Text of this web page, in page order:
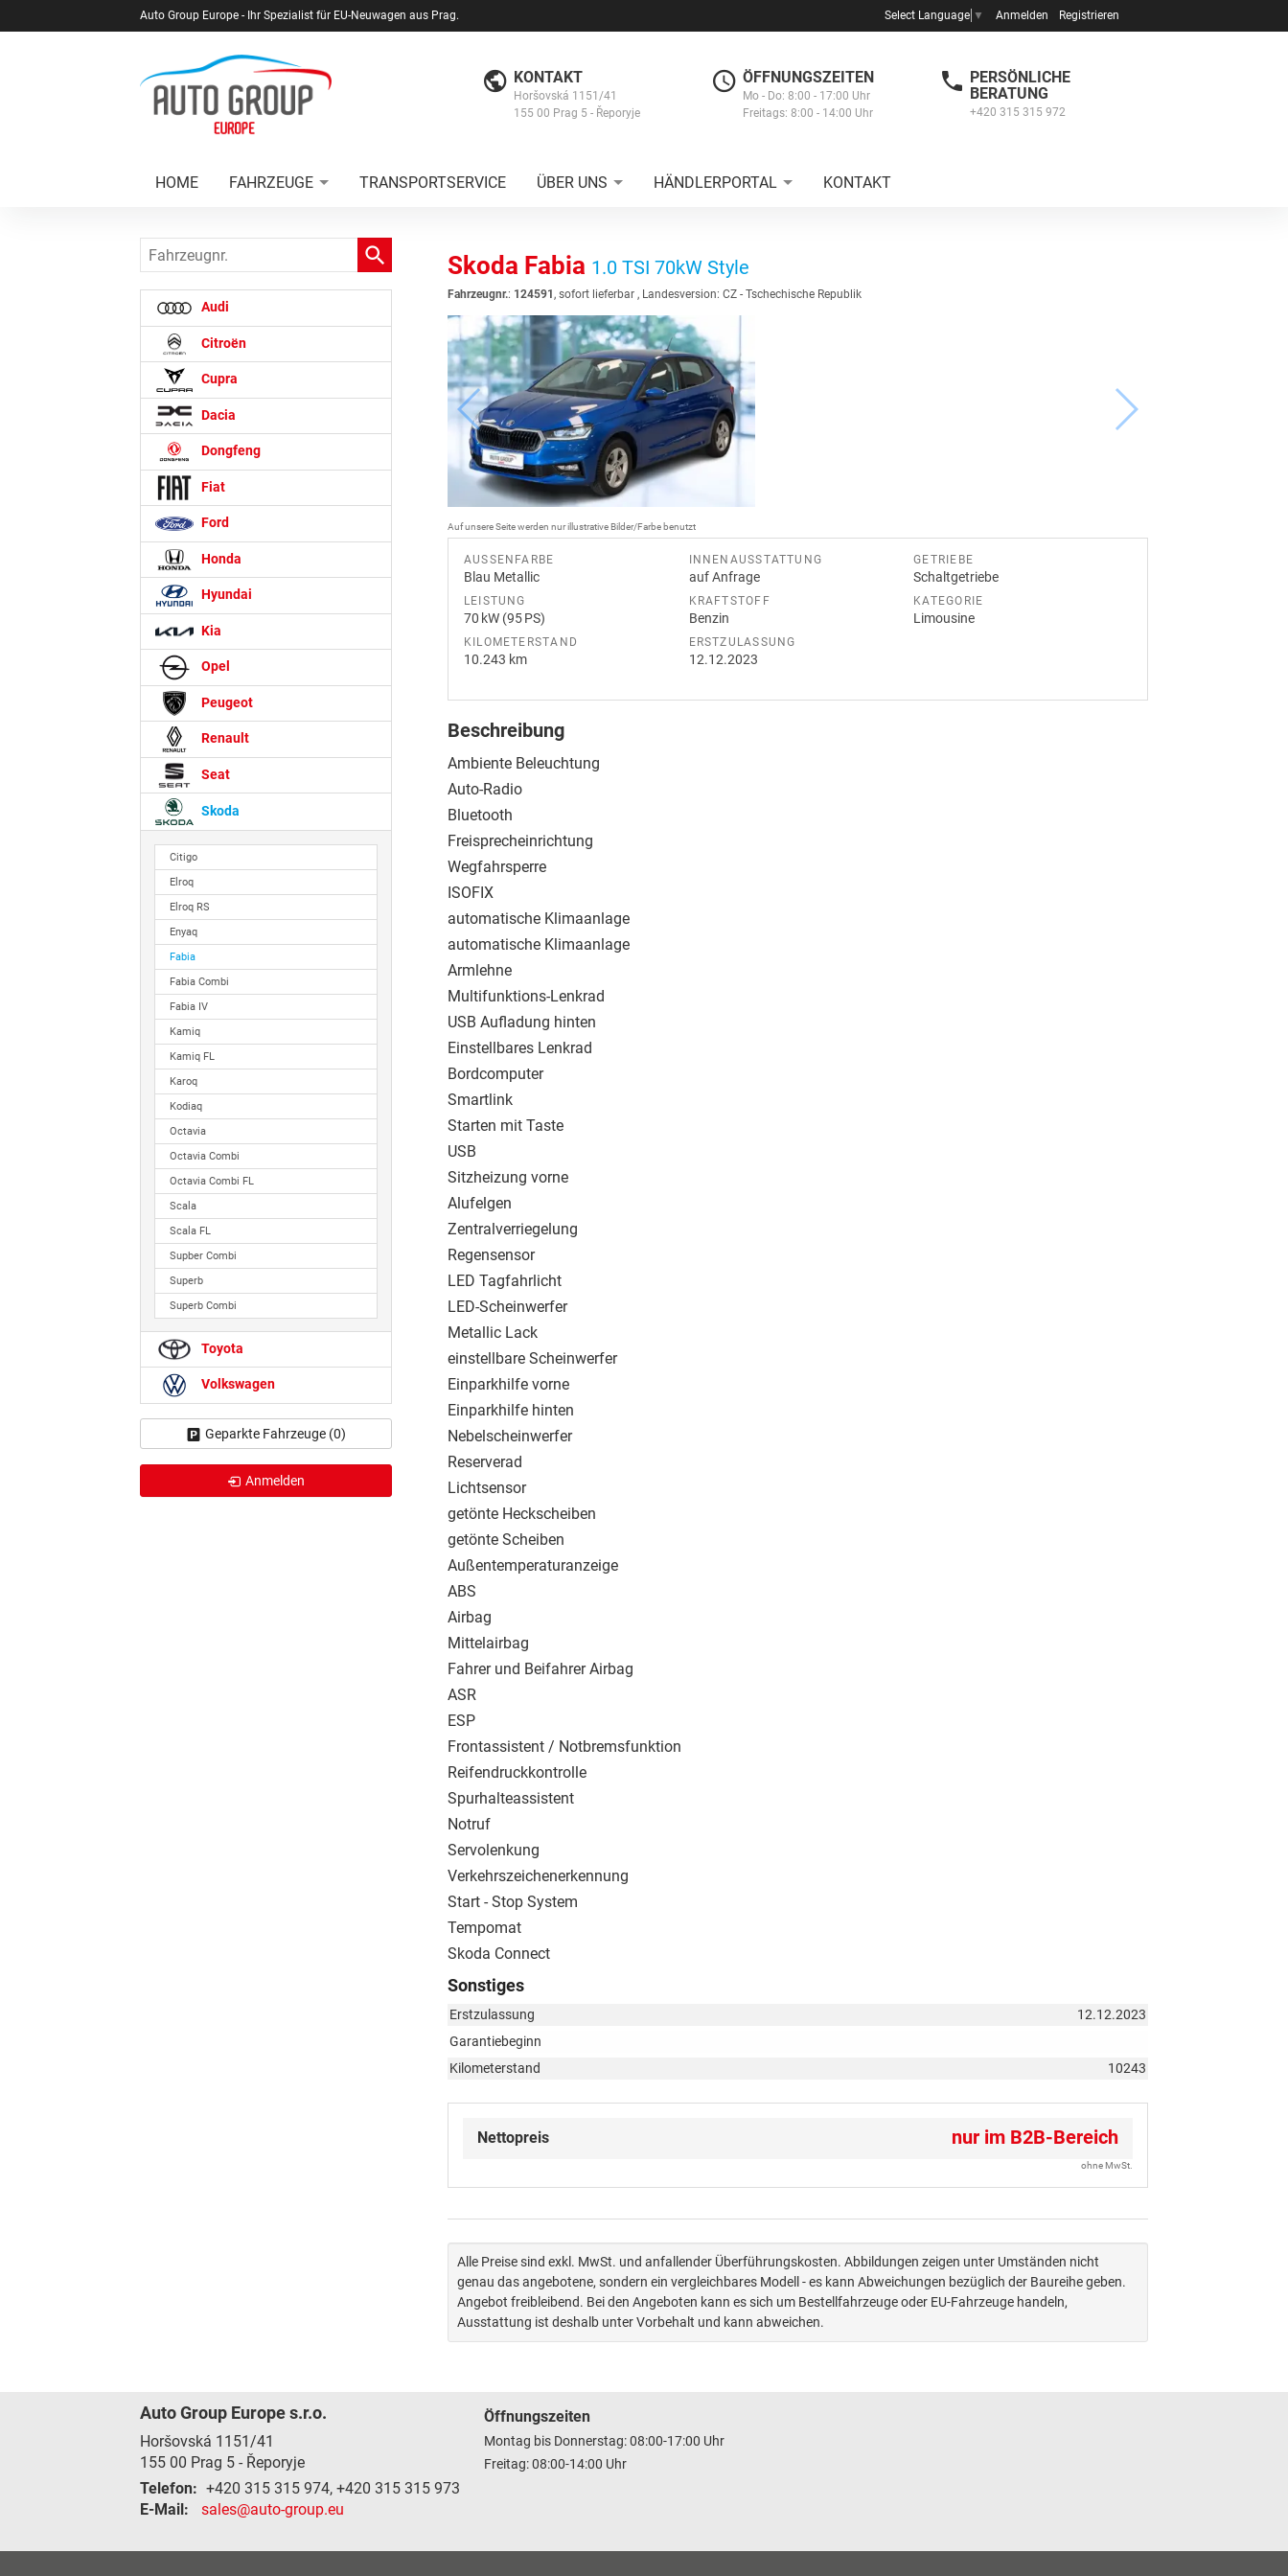
Auto Group Europe - Ihr Spezialist für EU-Neuwagen aus Prag. Anmelden Registrieren
Select Language ▼
KONTAKT
Horšovská 1151/41
155 00 Prag 5 - Řeporyje
ÖFFNUNGSZEITEN
Mo - Do: 8:00 - 17:00 Uhr
Freitags: 8:00 - 14:00 Uhr
PERSÖNLICHE
BERATUNG
+420 315 315 972
HOME FAHRZEUGE TRANSPORTSERVICE ÜBER UNS HÄNDLERPORTAL KONTAKT
Skoda Fabia 1.0 TSI 70kW Style
Fahrzeugnr.: 124591 , sofort lieferbar, Landesversion: CZ - Tschechische Republik
Auf unsere Seite werden nur illustrative Bilder/Farbe benutzt
AUSSENFARBE
Blau Metallic
INNENAUSSTATTUNG
auf Anfrage
GETRIEBE
Schaltgetriebe
LEISTUNG
70 kW (95 PS)
KRAFTSTOFF
Benzin
KATEGORIE
Limousine
KILOMETERSTAND
10.243 km
ERSTZULASSUNG
12.12.2023
Beschreibung
Ambiente Beleuchtung
Auto-Radio
Bluetooth
Freisprecheinrichtung
Wegfahrsperre
ISOFIX
automatische Klimaanlage
automatische Klimaanlage
Armlehne
Multifunktions-Lenkrad
USB Aufladung hinten
Einstellbares Lenkrad
Bordcomputer
Smartlink
Starten mit Taste
USB
Sitzheizung vorne
Alufelgen
Zentralverriegelung
Regensensor
LED Tagfahrlicht
LED-Scheinwerfer
Metallic Lack
einstellbare Scheinwerfer
Einparkhilfe vorne
Einparkhilfe hinten
Nebelscheinwerfer
Reserverad
Lichtsensor
getönte Heckscheiben
getönte Scheiben
Außentemperaturanzeige
ABS
Airbag
Mittelairbag
Fahrer und Beifahrer Airbag
ASR
ESP
Frontassistent / Notbremsfunktion
Reifendruckkontrolle
Spurhalteassistent
Notruf
Servolenkung
Verkehrszeichenerkennung
Start - Stop System
Tempomat
Skoda Connect
Sonstiges
Erstzulassung
12.12.2023
Garantiebeginn
Kilometerstand
10243
Nettopreis nur im B2B-Bereich
ohne MwSt.
Alle Preise sind exkl. MwSt. und anfallender Überführungskosten. Abbildungen zeigen unter Umständen nicht
genau das angebotene, sondern ein vergleichbares Modell - es kann Abweichungen bezüglich der Baureihe geben.
Angebot freibleibend. Bei den Angeboten kann es sich um Bestellfahrzeuge oder EU-Fahrzeuge handeln,
Ausstattung ist deshalb unter Vorbehalt und kann abweichen.
Fahrzeugnr.
Audi
Citroën
Cupra
Dacia
Dongfeng
Fiat
Ford
Honda
Hyundai
Kia
Opel
Peugeot
Renault
Seat
Skoda
Citigo
Elroq
Elroq RS
Enyaq
Fabia
Fabia Combi
Fabia IV
Kamiq
Kamiq FL
Karoq
Kodiaq
Octavia
Octavia Combi
Octavia Combi FL
Scala
Scala FL
Supber Combi
Superb
Superb Combi
Toyota
Volkswagen
Geparkte Fahrzeuge (0)
Anmelden
Auto Group Europe s.r.o.
Horšovská 1151/41
155 00 Prag 5 - Řeporyje
Telefon: +420 315 315 974, +420 315 315 973
E-Mail:
sales@auto-group.eu
Öffnungszeiten
Montag bis Donnerstag: 08:00-17:00 Uhr
Freitag: 08:00-14:00 Uhr